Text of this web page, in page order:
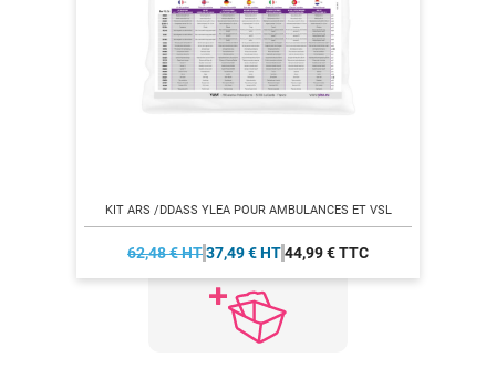
KIT ARS /DDASS YLEA POUR AMBULANCES ET VSL
62,48 € HT37,49 € HT44,99 € TTC